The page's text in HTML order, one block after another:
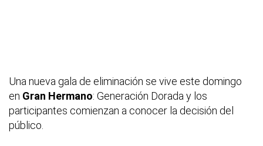
Una nueva gala de eliminación se vive este domingo
en Gran Hermano: Generación Dorada y los
participantes comienzan a conocer la decisión del
público.